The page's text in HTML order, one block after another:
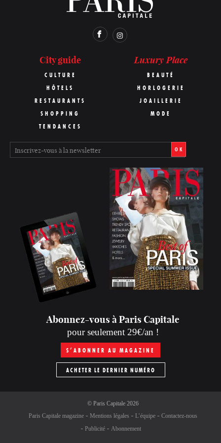
City guide
CULTURE
HÔTELS
RESTAURANTS
SHOPPING
TENDANCES
Luxury Place
BEAUTÉ
HORLOGERIE
JOAILLERIE
MODE
OK
Abonnez-vous à Paris Capitale
pour seulement 29€/an !
S’ABONNER AU MAGAZINE
ACHETER LE DERNIER NUMÉRO
© Paris Capitale2026
Paris Capitale magazine
Mentions légales L’équipe
Contactez-nous
Publicité
Abonnement